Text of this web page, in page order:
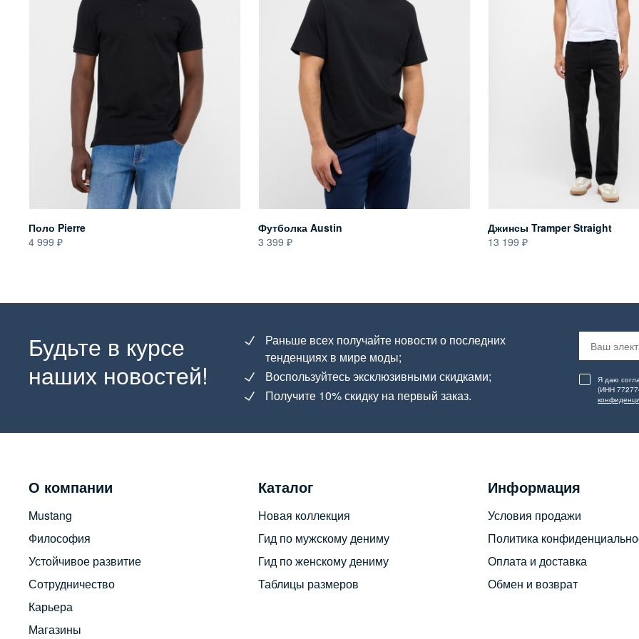
Поло Pierre
4 999
Футболка Austin
3 399
Джинсы Tramper Straight
13 199
Будьте в курсе
наших новостей!
Раньше всех получайте новости о последних
тенденциях в мире моды;
Воспользуйтесь эксклюзивными скидками;
Получите 10% скидку на первый заказ.
Я даю
(ИНН
О компании
Mustang
Философия
Устойчивое развитие
Сотрудничество
Карьера
Магазины
Каталог
Новая коллекция
Гид по мужскому дениму
Гид по женскому дениму
Таблицы размеров
Информация
Условия продажи
Политика
Оплата и доставка
Обмен и возврат